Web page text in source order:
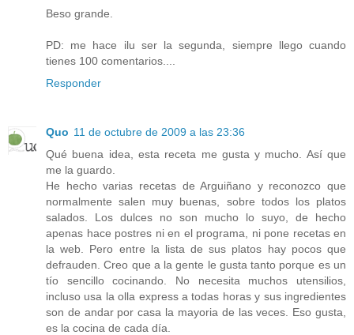
Beso grande.
PD: me hace ilu ser la segunda, siempre llego cuando
tienes 100 comentarios....
Responder
Quo 11 de octubre de 2009 a las 23:36
Qué buena idea, esta receta me gusta y mucho. Así que
me la guardo.
He hecho varias recetas de Arguiñano y reconozco que
normalmente salen muy buenas, sobre todos los platos
salados. Los dulces no son mucho lo suyo, de hecho
apenas hace postres ni en el programa, ni pone recetas en
la web. Pero entre la lista de sus platos hay pocos que
defrauden. Creo que a la gente le gusta tanto porque es un
tío sencillo cocinando. No necesita muchos utensilios,
incluso usa la olla express a todas horas y sus ingredientes
son de andar por casa la mayoria de las veces. Eso gusta,
es la cocina de cada día.